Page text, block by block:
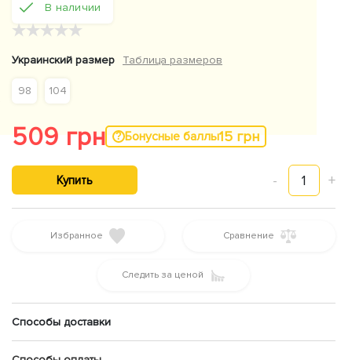
В наличии
★★★★★
Украинский размер Таблица размеров
98 104
509 грн Бонусные баллы15 грн
- 1 +
Купить
Избранное Сравнение
Следить за ценой
Способы доставки